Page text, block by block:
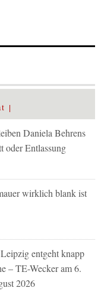
Daniela Behrens
oder Entlassung
wirklich blank ist
entgeht knapp
– TE-Wecker am 6.
2026